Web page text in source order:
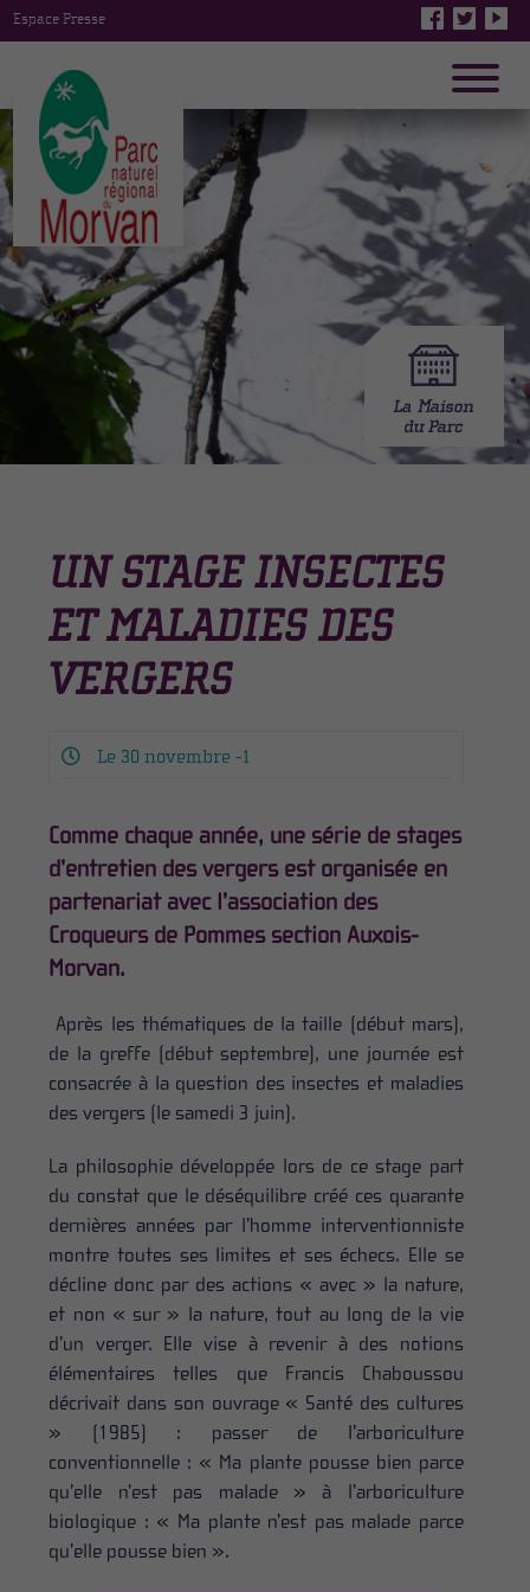
Espace Presse
UN STAGE INSECTES
ET MALADIES DES
VERGERS
Le 30 novembre -1
Comme chaque année, une série de stages
d’entretien des vergers est organisée en
partenariat avec l’association des
Croqueurs de Pommes section Auxois-
Morvan.
Après les thématiques de la taille (début mars),
de la greffe (début septembre), une journée est
consacrée à la question des insectes et maladies
des vergers (le samedi 3 juin).
La philosophie développée lors de ce stage part
du constat que le déséquilibre créé ces quarante
dernières années par l’homme interventionniste
montre toutes ses limites et ses échecs. Elle se
décline donc par des actions « avec » la nature,
et non « sur » la nature, tout au long de la vie
d’un verger. Elle vise à revenir à des notions
élémentaires telles que Francis Chaboussou
décrivait dans son ouvrage « Santé des cultures
» (1985) : passer de l’arboriculture
conventionnelle : « Ma plante pousse bien parce
qu’elle n’est pas malade » à l’arboriculture
biologique : « Ma plante n’est pas malade parce
qu’elle pousse bien ».